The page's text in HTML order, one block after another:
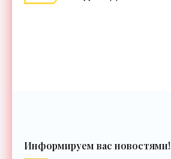
Информируем вас новостями!